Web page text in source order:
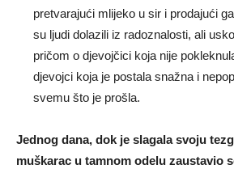
pretvarajući mlijeko u sir i prodajući
su ljudi dolazili iz radoznalosti, ali
pričom o djevojčici koja nije
djevojci koja je postala snažna i
svemu što je prošla.
Jednog dana, dok je slagala svoju
muškarac u tamnom odelu zaustavio